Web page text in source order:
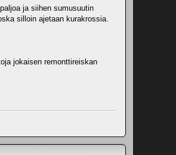
ja siihen sumusuutin
silloin ajetaan kurakrossia.
jokaisen remonttireiskan